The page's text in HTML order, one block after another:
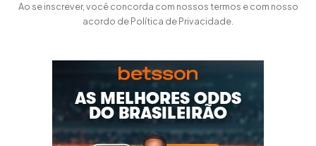
Ao se inscrever, você concorda com nossos termos e com nosso
acordo de Política de Privacidade.